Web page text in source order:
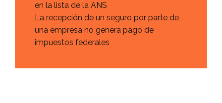
en la lista de la ANS
La recepción de un seguro por parte de
una empresa no genera pago de
impuestos federales